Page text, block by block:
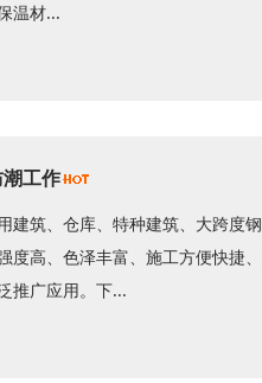
温材...
工作
建筑、仓库、特种建筑、大跨度
度高、色泽丰富、施工方便快捷
推广应用。下...